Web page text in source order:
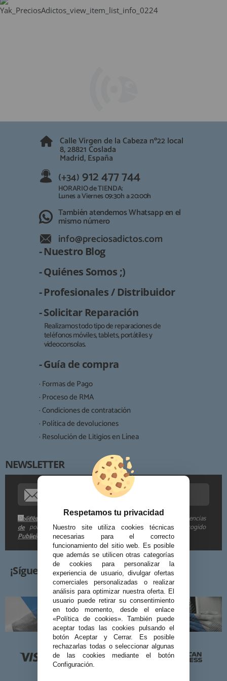
Calle Virgen de la Cabeza nº22 local
8, 28821 Coslada
Madrid, España
(+34) 912 477 744
HORARIO de TIENDA:
Lunes a Viernes 09:30h a 20:00h
También atendemos Whatsapp en el
mismo número
info@preciosadictos.com
- Nuestro Blog
- Quiénes Somos ;)
- Profesionales / Distribuidor
- Solicitar Reparación
Realizamos todo tipo de reparaciones de
teléfonos móviles, tablets, portátiles y
videoconsolas.
- Guía de compra
· Formas de Pago
· Proceso de RMA
· Condiciones de contratación
· Política de devoluciones
· Resolución de Litigios en Línea
NEWSLETTER
Me gustaría recibir descuentos exclusivos, novedades y tendencias
por e-mail. Puedo darme de baja cuando quiera según lo recogido
en la
Política
de
Publicidad
Responsable:
Finalidad:
Destinatarios:
Derechos:
Procedencia de los datos:
Información adicional:
¡Síguenos!
Respetamos tu privacidad
Nuestro site utiliza cookies técnicas
necesarias para el correcto
funcionamiento del sitio web. Es posible
que además se utilicen otras categorías
de cookies para personalizar la
experiencia de usuario, divulgar ofertas
comerciales personalizadas o realizar
análisis para optimizar nuestra oferta. El
usuario puede retirar su consentimiento
en todo momento, desde el enlace
«Política de cookies». También puede
aceptar todas las cookies pulsando el
botón Aceptar y Cerrar. Es posible
rechazarlas todas o seleccionar algunas
de las cookies mediante el botón
Configuración.